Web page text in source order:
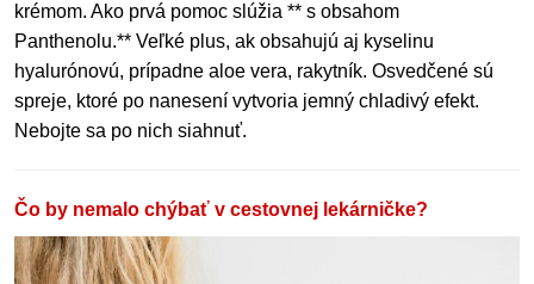
krémom. Ako prvá pomoc slúžia ** s obsahom
Panthenolu.** Veľké plus, ak obsahujú aj kyselinu
hyalurónovú, prípadne aloe vera, rakytník. Osvedčené sú
spreje, ktoré po nanesení vytvoria jemný chladivý efekt.
Nebojte sa po nich siahnuť.
Čo by nemalo chýbať v cestovnej lekárničke?